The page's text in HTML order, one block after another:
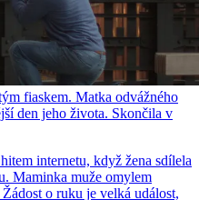
fiaskem. Matka odvážného
den jeho života. Skončila v
internetu, když žena sdílela
Maminka muže omylem
o ruku je velká událost,